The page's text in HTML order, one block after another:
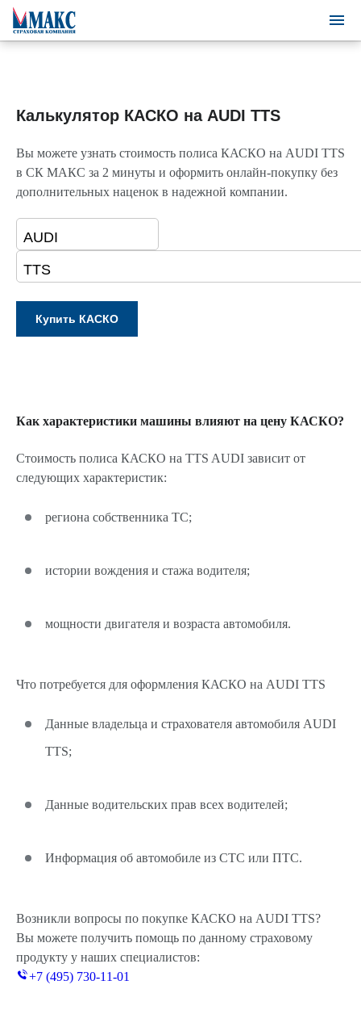
Калькулятор КАСКО на AUDI TTS
Вы можете узнать стоимость полиса КАСКО на AUDI TTS
в СК МАКС за 2 минуты и оформить онлайн-покупку без
дополнительных наценок в надежной компании.
Как характеристики машины влияют на цену КАСКО?
Стоимость полиса КАСКО на TTS AUDI зависит от
следующих характеристик:
региона собственника ТС;
истории вождения и стажа водителя;
мощности двигателя и возраста автомобиля.
Что потребуется для оформления КАСКО на AUDI TTS
Данные владельца и страхователя автомобиля AUDI
TTS;
Данные водительских прав всех водителей;
Информация об автомобиле из СТС или ПТС.
Возникли вопросы по покупке КАСКО на AUDI TTS?
Вы можете получить помощь по данному страховому
продукту у наших специалистов:
+7 (495) 730-11-01